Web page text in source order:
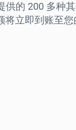
供的 200 多种
立即到账至您